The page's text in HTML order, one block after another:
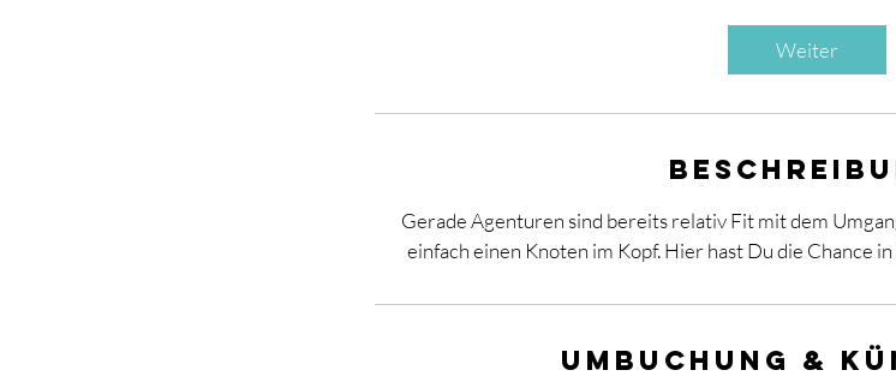
i
n
Weiter
Gerade Agenturen sind bereits relativ Fit mit dem
einfach einen Knoten im Kopf. Hier hast Du die Chance
Umbuchung &